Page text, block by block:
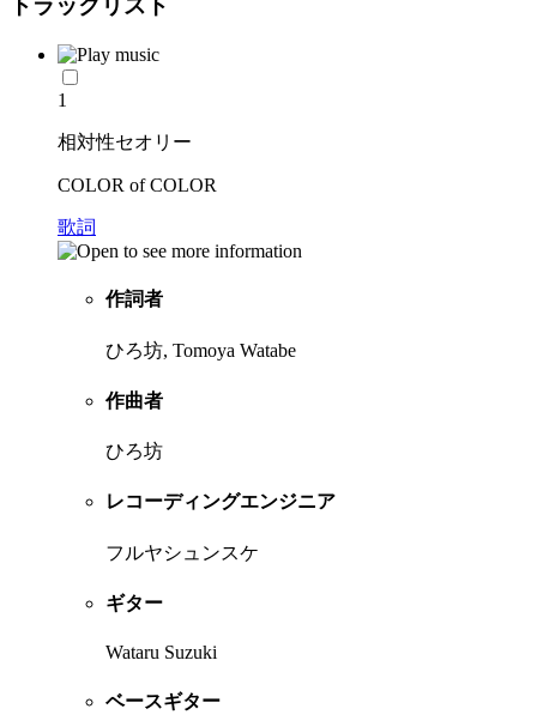
トラックリスト
1
相対性セオリー
COLOR of COLOR
歌詞
作詞者
ひろ坊, Tomoya Watabe
作曲者
ひろ坊
レコーディングエンジニア
フルヤシュンスケ
ギター
Wataru Suzuki
ベースギター